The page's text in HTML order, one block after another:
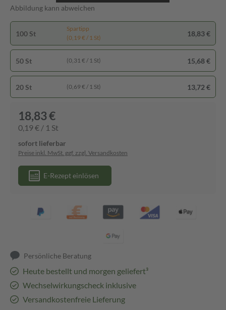
Abbildung kann abweichen
100 St
Spartipp
(0,19 € / 1 St)
18,83 €
50 St (0,31 € / 1 St) 15,68 €
20 St (0,69 € / 1 St) 13,72 €
18,83 €
0,19 € / 1 St
sofort lieferbar
Preise inkl. MwSt. ggf. zzgl. Versandkosten
E-Rezept einlösen
Persönliche Beratung
Heute bestellt und morgen geliefert³
Wechselwirkungscheck inklusive
Versandkostenfreie Lieferung